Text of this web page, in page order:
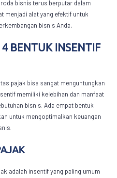
bisnis terus berputar dalam
menjadi alat yang efektif untuk
bisnis Anda.
BENTUK INSENTIF
pajak bisa sangat menguntungkan
memiliki kelebihan dan manfaat
bisnis. Ada empat bentuk
untuk mengoptimalkan keuangan
adalah insentif yang paling umum